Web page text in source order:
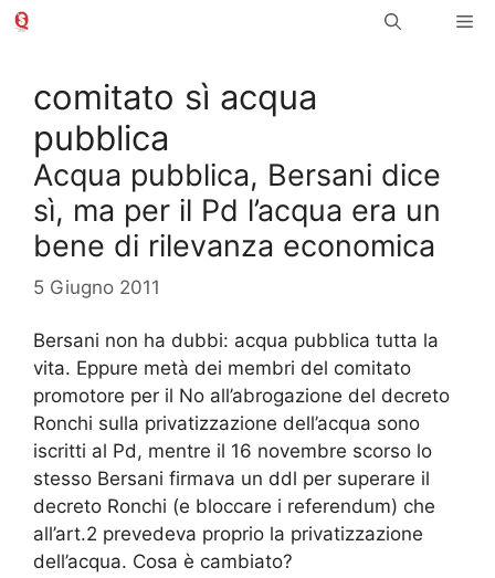
Vai
comitato sì acqua
pubblica
Acqua pubblica, Bersani dice
sì, ma per il Pd l’acqua era un
bene di rilevanza economica
5 Giugno 2011
Bersani non ha dubbi: acqua pubblica tutta la
vita. Eppure metà dei membri del comitato
promotore per il No all’abrogazione del decreto
Ronchi sulla privatizzazione dell’acqua sono
iscritti al Pd, mentre il 16 novembre scorso lo
stesso Bersani firmava un ddl per superare il
decreto Ronchi (e bloccare i referendum) che
all’art.2 prevedeva proprio la privatizzazione
dell’acqua. Cosa è cambiato?